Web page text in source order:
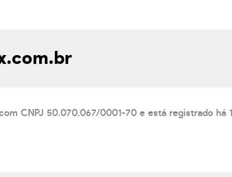
CNPJ 50.070.067/0001-70 e está registrado há 1